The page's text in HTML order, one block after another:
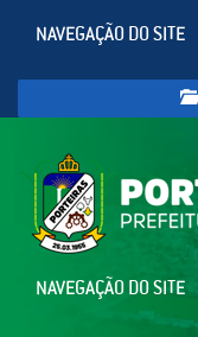
NAVEGAÇÃO DO SITE
NAVEGAÇÃO DO SITE